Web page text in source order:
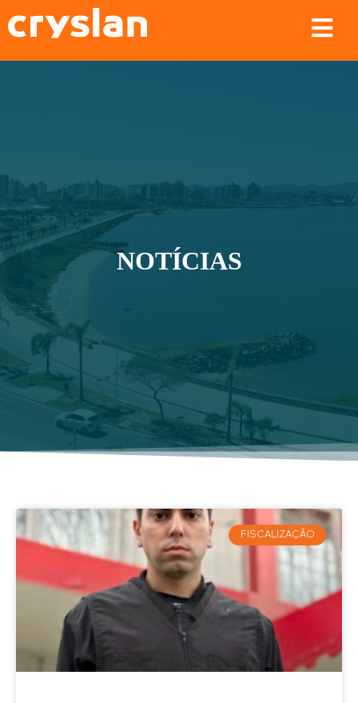
NOTÍCIAS
FISCALIZAÇÃO